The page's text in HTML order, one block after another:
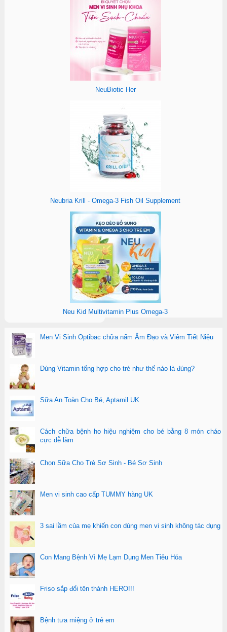
NeuBiotic Her
Neubria Krill - Omega-3 Fish Oil Supplement
Neu Kid Multivitamin Plus Omega-3
Men Vi Sinh Optibac chữa nấm Âm Đạo và Viêm Tiết Niệu
Dùng Vitamin tổng hợp cho trẻ như thế nào là đúng?
Sữa An Toàn Cho Bé, Aptamil UK
Cách chữa bệnh ho hiệu nghiệm cho bé bằng 8 món cháo
cực dễ làm
Chọn Sữa Cho Trẻ Sơ Sinh - Bé Sơ Sinh
Men vi sinh cao cấp TUMMY hàng UK
3 sai lầm của mẹ khiến con dùng men vi sinh không tác dụng
Con Mang Bệnh Vì Mẹ Lạm Dụng Men Tiêu Hóa
Friso sắp đổi tên thành HERO!!!
Bệnh tưa miệng ở trẻ em